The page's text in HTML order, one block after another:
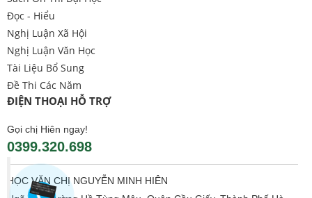
Đọc - Hiểu
Nghị Luận Xã Hội
Nghị Luận Văn Học
Tài Liệu Bổ Sung
Đề Thi Các Năm
ĐIỆN THOẠI HỖ TRỢ
Gọi chị Hiên ngay!
0399.320.698
HỌC VĂN CHỊ NGUYỄN MINH HIÊN